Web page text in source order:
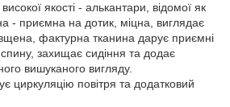
якості - алькантари, відомої як
- приємна на дотик, міцна, виглядає
фактурна тканина дарує приємні
спину, захищає сидіння та додає
вишуканого вигляду.
циркуляцію повітря та додатковий